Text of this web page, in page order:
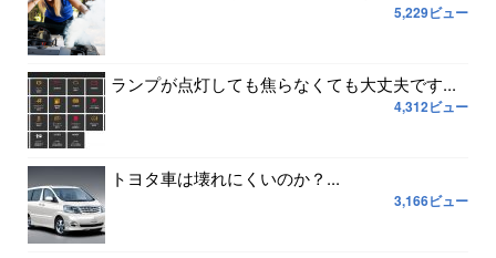
5,229ビュー
ランプが点灯しても焦らなくても大丈夫です...
4,312ビュー
トヨタ車は壊れにくいのか？...
3,166ビュー